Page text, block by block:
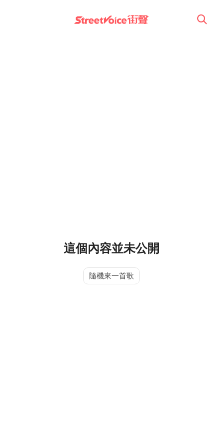
這個內容並未公開
隨機來一首歌